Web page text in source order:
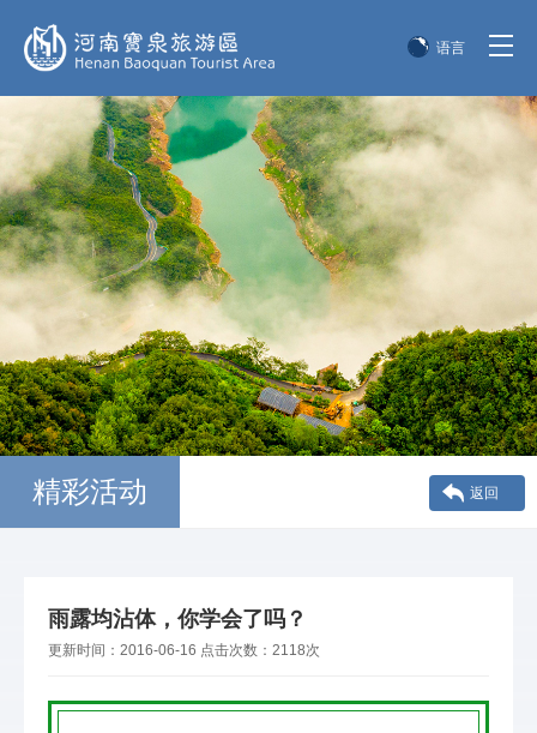
语言
English
한국어
日本語
精彩活动 返回
雨露均沾体，你学会了吗？
更新时间： 2016-06-16 点击次数： 2118次